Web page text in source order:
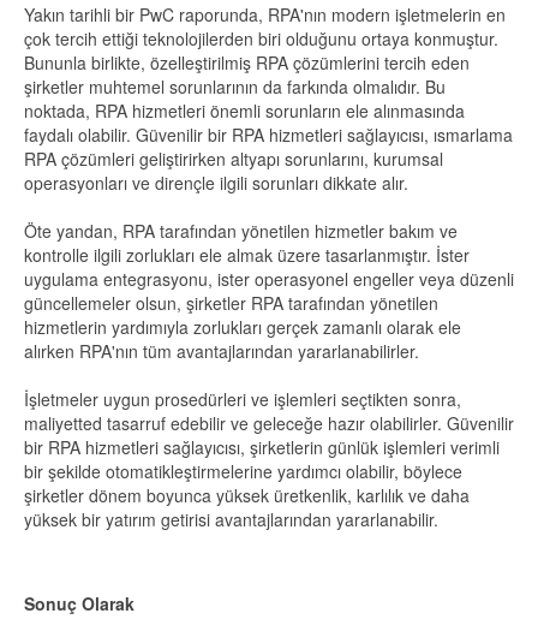
Yakın tarihli bir PwC raporunda, RPA'nın modern işletmelerin en
çok tercih ettiği teknolojilerden biri olduğunu ortaya konmuştur.
Bununla birlikte, özelleştirilmiş RPA çözümlerini tercih eden
şirketler muhtemel sorunlarının da farkında olmalıdır. Bu
noktada, RPA hizmetleri önemli sorunların ele alınmasında
faydalı olabilir. Güvenilir bir RPA hizmetleri sağlayıcısı, ısmarlama
RPA çözümleri geliştirirken altyapı sorunlarını, kurumsal
operasyonları ve dirençle ilgili sorunları dikkate alır.
Öte yandan, RPA tarafından yönetilen hizmetler bakım ve
kontrolle ilgili zorlukları ele almak üzere tasarlanmıştır. İster
uygulama entegrasyonu, ister operasyonel engeller veya düzenli
güncellemeler olsun, şirketler RPA tarafından yönetilen
hizmetlerin yardımıyla zorlukları gerçek zamanlı olarak ele
alırken RPA'nın tüm avantajlarından yararlanabilirler.
İşletmeler uygun prosedürleri ve işlemleri seçtikten sonra,
maliyetted tasarruf edebilir ve geleceğe hazır olabilirler. Güvenilir
bir RPA hizmetleri sağlayıcısı, şirketlerin günlük işlemleri verimli
bir şekilde otomatikleştirmelerine yardımcı olabilir, böylece
şirketler dönem boyunca yüksek üretkenlik, karlılık ve daha
yüksek bir yatırım getirisi avantajlarından yararlanabilir.
Sonuç Olarak